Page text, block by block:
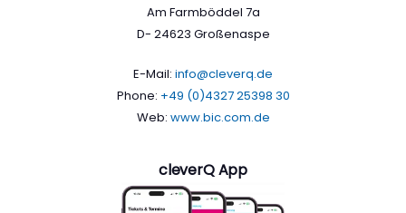
Am Farmböddel 7a
D- 24623 Großenaspe
E-Mail: info@cleverq.de
Phone: +49 (0)4327 25398 30
Web: www.bic.com.de
cleverQ App